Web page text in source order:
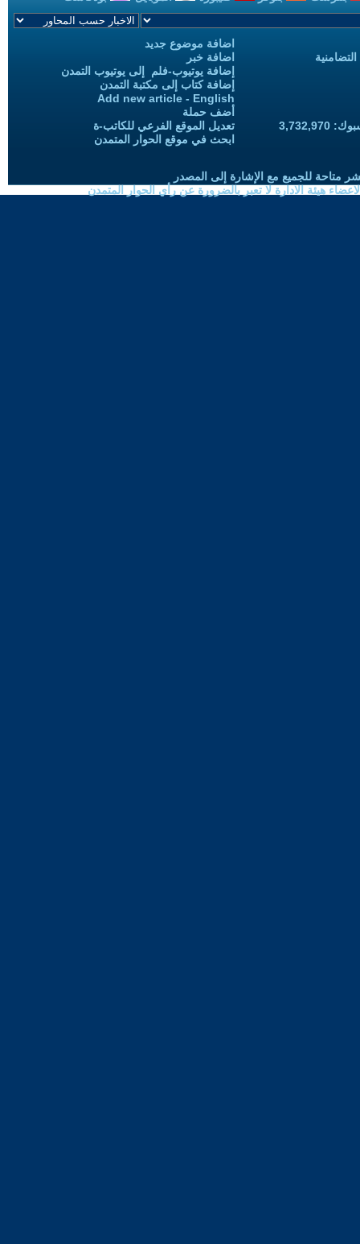
اضافة موضوع جديد
اضافة خبر
إضافة يوتيوب-فلم إلى يوتيوب التمدن
إضافة كتاب إلى مكتبة التمدن
Add new article - English
أضف حملة
تعديل الموقع الفرعي للكاتب-ة
ابحث في موقع الحوار المتمدن
متاحة للجميع مع الإشارة إلى المصدر
هيئة الادارة لا تعبر بالضرورة عن رأي الحوار المتمدن